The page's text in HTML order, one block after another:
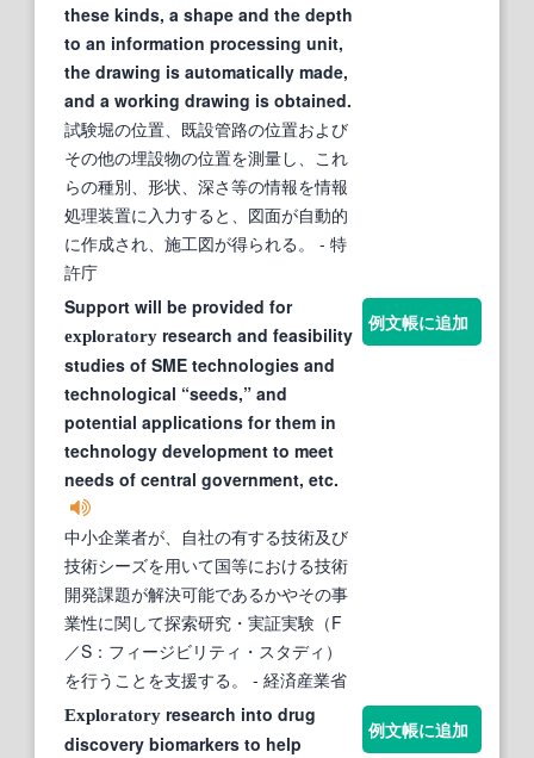
these kinds, a shape and the depth
to an information processing unit,
the drawing is automatically made,
and a working drawing is obtained.
試験堀の位置、既設管路の位置および
その他の埋設物の位置を測量し、これ
らの種別、形状、深さ等の情報を情報
処理装置に入力すると、図面が自動的
に作成され、施工図が得られる。
- 特
許庁
Support will be provided for
exploratory research and feasibility
studies of SME technologies and
technological “seeds,” and
potential applications for them in
technology development to meet
needs of central government, etc.
中小企業者が、自社の有する技術及び
技術シーズを用いて国等における技術
開発課題が解決可能であるかやその事
業性に関して探索研究・実証実験（F
／S：フィージビリティ・スタディ）
を行うことを支援する。
- 経済産業省
例文帳に追加
Exploratory research into drug
discovery biomarkers to help
例文帳に追加